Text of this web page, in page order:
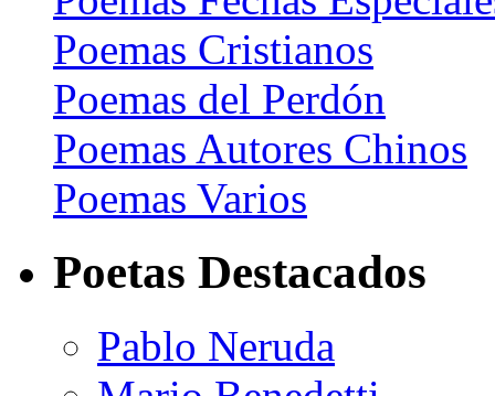
Poemas Cristianos
Poemas del Perdón
Poemas Autores Chinos
Poemas Varios
Poetas Destacados
Pablo Neruda